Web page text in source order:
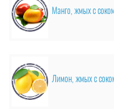
Манго, жмых с
Лимон, жмых с